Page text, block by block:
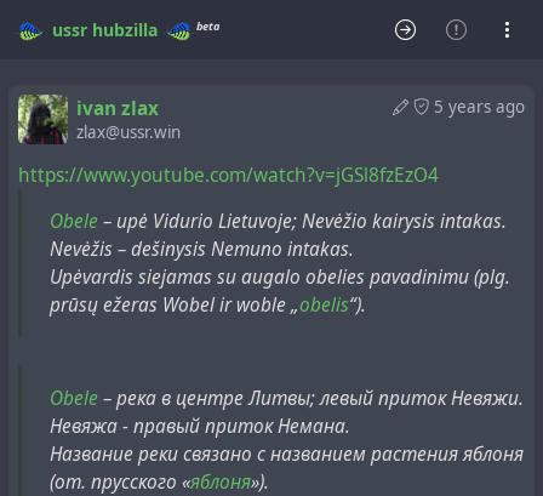
ussr hubzilla beta
5 years ago
ivan zlax
zlax@ussr.win
https://www.youtube.com/watch?v=jGSl8fzEzO4
Obele – upė Vidurio Lietuvoje; Nevėžio kairysis intakas.
Nevėžis – dešinysis Nemuno intakas.
Upėvardis siejamas su augalo obelies pavadinimu (plg.
prūsų ežeras Wobel ir woble „obelis“).
Obele – река в центре Литвы; левый приток Невяжи.
Невяжа - правый приток Немана.
Название реки связано с названием растения яблоня
(от. прусского «яблоня»).